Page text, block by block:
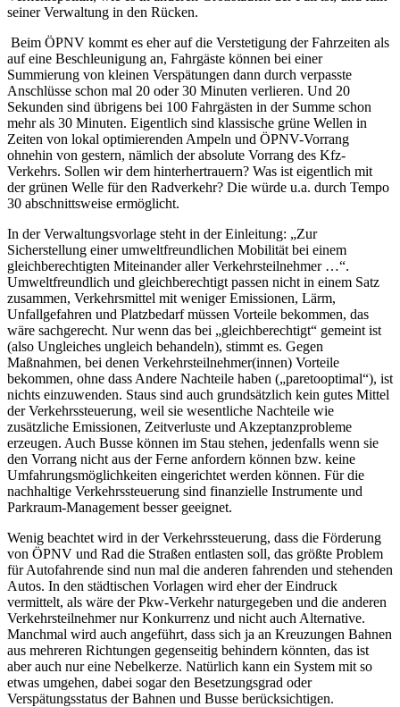
seiner Verwaltung in den Rücken.
Beim ÖPNV kommt es eher auf die Verstetigung der Fahrzeiten als
auf eine Beschleunigung an, Fahrgäste können bei einer
Summierung von kleinen Verspätungen dann durch verpasste
Anschlüsse schon mal 20 oder 30 Minuten verlieren. Und 20
Sekunden sind übrigens bei 100 Fahrgästen in der Summe schon
mehr als 30 Minuten. Eigentlich sind klassische grüne Wellen in
Zeiten von lokal optimierenden Ampeln und ÖPNV-Vorrang
ohnehin von gestern, nämlich der absolute Vorrang des Kfz-
Verkehrs. Sollen wir dem hinterhertrauern? Was ist eigentlich mit
der grünen Welle für den Radverkehr? Die würde u.a. durch Tempo
30 abschnittsweise ermöglicht.
In der Verwaltungsvorlage steht in der Einleitung: „Zur
Sicherstellung einer umweltfreundlichen Mobilität bei einem
gleichberechtigten Miteinander aller Verkehrsteilnehmer …“.
Umweltfreundlich und gleichberechtigt passen nicht in einem Satz
zusammen, Verkehrsmittel mit weniger Emissionen, Lärm,
Unfallgefahren und Platzbedarf müssen Vorteile bekommen, das
wäre sachgerecht. Nur wenn das bei „gleichberechtigt“ gemeint ist
(also Ungleiches ungleich behandeln), stimmt es. Gegen
Maßnahmen, bei denen Verkehrsteilnehmer(innen) Vorteile
bekommen, ohne dass Andere Nachteile haben („paretooptimal“), ist
nichts einzuwenden. Staus sind auch grundsätzlich kein gutes Mittel
der Verkehrssteuerung, weil sie wesentliche Nachteile wie
zusätzliche Emissionen, Zeitverluste und Akzeptanzprobleme
erzeugen. Auch Busse können im Stau stehen, jedenfalls wenn sie
den Vorrang nicht aus der Ferne anfordern können bzw. keine
Umfahrungsmöglichkeiten eingerichtet werden können. Für die
nachhaltige Verkehrssteuerung sind finanzielle Instrumente und
Parkraum-Management besser geeignet.
Wenig beachtet wird in der Verkehrssteuerung, dass die Förderung
von ÖPNV und Rad die Straßen entlasten soll, das größte Problem
für Autofahrende sind nun mal die anderen fahrenden und stehenden
Autos. In den städtischen Vorlagen wird eher der Eindruck
vermittelt, als wäre der Pkw-Verkehr naturgegeben und die anderen
Verkehrsteilnehmer nur Konkurrenz und nicht auch Alternative.
Manchmal wird auch angeführt, dass sich ja an Kreuzungen Bahnen
aus mehreren Richtungen gegenseitig behindern könnten, das ist
aber auch nur eine Nebelkerze. Natürlich kann ein System mit so
etwas umgehen, dabei sogar den Besetzungsgrad oder
Verspätungsstatus der Bahnen und Busse berücksichtigen.